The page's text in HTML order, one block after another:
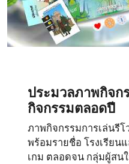
ประมวลภาพกิจก
กิจกรรมตลอดปี
ภาพกิจกรรมการเล่นรีโ
พร้อมรายชื่อ โรงเรียน
เกม ตลอดจน กลุ่มผู้สน